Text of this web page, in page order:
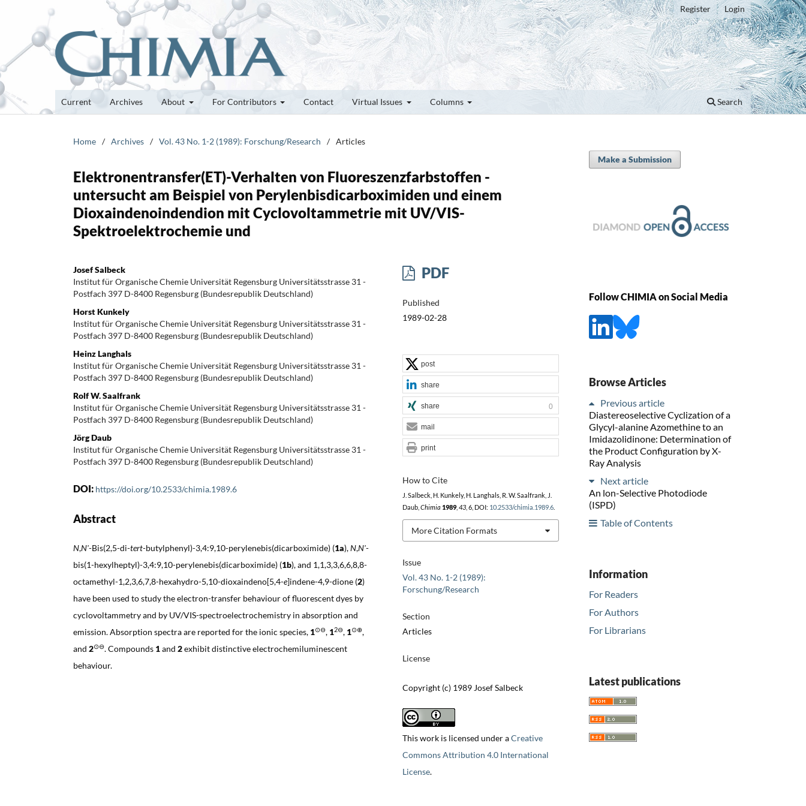
Current Archives About For Contributors Contact Virtual Issues Columns Search
Register Login
Home / Archives / Vol. 43 No. 1-2 (1989): Forschung/Research / Articles
Elektronentransfer(ET)-Verhalten von Fluoreszenzfarbstoffen -
untersucht am Beispiel von Perylenbisdicarboximiden und einem
Dioxaindenoindendion mit Cyclovoltammetrie mit UV/VIS-
Spektroelektrochemie und
Josef Salbeck
Institut für Organische Chemie Universität Regensburg Universitätsstrasse 31 -
Postfach 397 D-8400 Regensburg (Bundesrepublik Deutschland)
Horst Kunkely
Institut für Organische Chemie Universität Regensburg Universitätsstrasse 31 -
Postfach 397 D-8400 Regensburg (Bundesrepublik Deutschland)
Heinz Langhals
Institut für Organische Chemie Universität Regensburg Universitätsstrasse 31 -
Postfach 397 D-8400 Regensburg (Bundesrepublik Deutschland)
Rolf W. Saalfrank
Institut für Organische Chemie Universität Regensburg Universitätsstrasse 31 -
Postfach 397 D-8400 Regensburg (Bundesrepublik Deutschland)
Jörg Daub
Institut für Organische Chemie Universität Regensburg Universitätsstrasse 31 -
Postfach 397 D-8400 Regensburg (Bundesrepublik Deutschland)
DOI: https://doi.org/10.2533/chimia.1989.6
Abstract
N,N'-Bis(2,5-di-tert-butylphenyl)-3,4:9,10-perylenebis(dicarboximide) (1a),N,N'-
bis(1-hexylheptyl)-3,4:9,10-perylenebis(dicarboximide) (1b), and 1,1,3,3,6,6,8,8-
octamethyl-1,2,3,6,7,8-hexahydro-5,10-dioxaindeno[5,4-e]indene-4,9-dione (2)
have been used to study the electron-transfer behaviour of fluorescent dyes by
cyclovoltammetry and by UV/VIS-spectroelectrochemistry in absorption and
emission. Absorption spectra are reported for the ionic species, 1⊙⊖, 12⊖, 1⊙⊕,
and 2⊙⊖. Compounds 1and 2exhibit distinctive electrochemiluminescent
behaviour.
PDF
Published
1989-02-28
Issue
Vol. 43 No. 1-2 (1989):
Forschung/Research
Section
Articles
License
Copyright (c) 1989 Josef Salbeck
This work is licensed under aCreative
Commons Attribution 4.0 International
License.
How to Cite
J. Salbeck, H. Kunkely, H. Langhals, R. W. Saalfrank, J.
Daub, Chimia 1989, 43, 6, DOI: 10.2533/chimia.1989.6.
More Citation Formats
post
share
share 0
mail
print
Make a Submission
Follow CHIMIA on Social Media
Browse Articles
Previous article
Diastereoselective Cyclization of a
Glycyl-alanine Azomethine to an
Imidazolidinone: Determination of
the Product Configuration by X-
Ray Analysis
Next article
An lon-Selective Photodiode
(ISPD)
Table of Contents
Information
For Readers
For Authors
For Librarians
Latest publications